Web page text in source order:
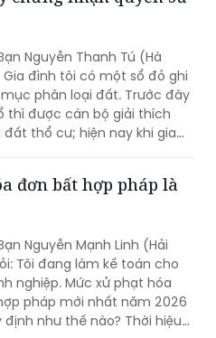
Nguyễn Thanh Tú (Hà
đình tôi có một sổ đỏ ghi
phân loại đất. Trước đây
thì được cán bộ giải thích
đất thổ cư; hiện nay khi gia
hiện đổi sổ lại giải thích
đất trồng trọt? Vậy, chữ T này
loại đất gì?
đơn bất hợp pháp là
Nguyễn Mạnh Linh (Hải
nghiệp. Mức xử phạt hóa
pháp mới nhất năm 2026
như thế nào? Thời hiệu
đơn bất hợp pháp là bao
sau thời gian nghỉ